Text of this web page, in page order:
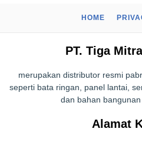
HOME
PT. Tiga
merupakan distributor resmi
seperti bata ringan, panel lantai,
dan bahan bangunan
Alamat